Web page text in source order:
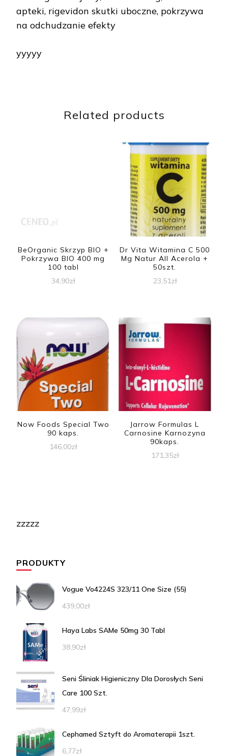
apteki, rigevidon skutki uboczne, pokrzywa
na odchudzanie efekty
yyyyy
Related products
BeOrganic Skrzyp BIO +
Pokrzywa BIO 400 mg
100 tabl
34,90zł
Dr Vita Witamina C 500
Mg Natur All Acerola +
50szt.
23,51zł
Now Foods Special Two
90 kaps.
146,00zł
Jarrow Formulas L
Carnosine Karnozyna
90kaps.
171,35zł
zzzzz
PRODUKTY
Vogue Vo4224S 323/11 One Size (55)
439,00zł
Haya Labs SAMe 50mg 30 Tabl
38,90zł
Seni Śliniak Higieniczny Dla Dorosłych Seni
Care 100 Szt.
47,99zł
Cephamed Sztyft do Aromaterapii 1szt.
6,77zł